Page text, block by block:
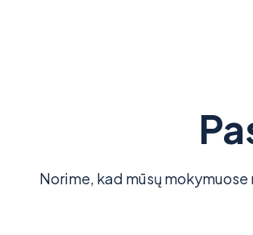
Norime, kad mūsų